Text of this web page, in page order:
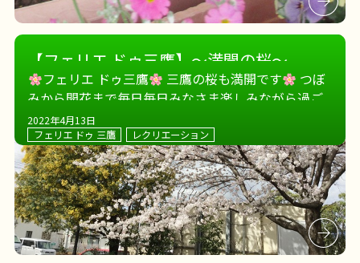
【フェリエ ドゥ三鷹】～満開の桜～
フェリエ ドゥ三鷹 三鷹の桜も満開です
つぼ
みから開花まで毎日毎日みなさま楽しみながら過ご
していたので、満開の桜に満開の笑みです
2022年4月13日
フェリエ ドゥ 三鷹 レクリエーション